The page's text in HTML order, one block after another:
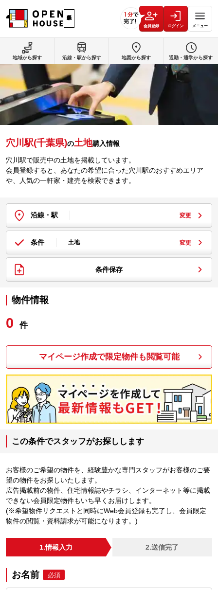
会員登録 ログイン メニュー
穴川駅(千葉県)の土地購入情報
穴川駅で販売中の土地を掲載しています。
会員登録すると、あなたの希望に合った穴川駅のおすすめエリア
や、人気の一軒家・建売を検索できます。
沿線・駅 変更
条件 土地 変更
条件保存
物件情報
0 件
マイページ作成で限定物件も閲覧可能
この条件でスタッフがお探しします
お客様のご希望の物件を、経験豊かな専門スタッフがお客様のご要
望の物件をお探しいたします。
広告掲載前の物件、住宅情報誌やチラシ、インターネット等に掲載
できない会員限定物件もいち早くお届けします。
(※希望物件リクエストと同時にWeb会員登録も完了し、会員限定
物件の閲覧・資料請求が可能になります。)
1.情報入力 2.送信完了
お名前 必須
地域から探す 沿線・駅から探す 地図から探す 通勤・通学から探す